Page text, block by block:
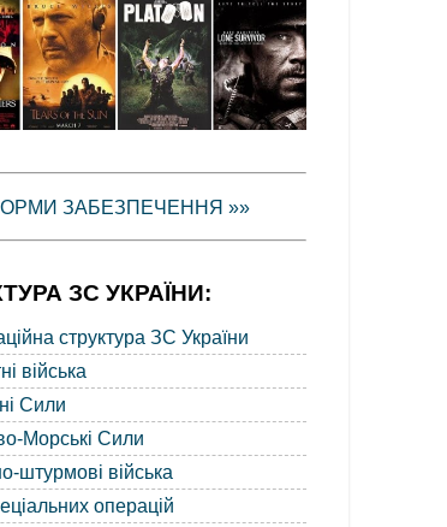
ЗАБЕЗПЕЧЕННЯ »»
ЗС УКРАЇНИ:
структура ЗС України
війська
Сили
Морські Сили
штурмові війська
операцій